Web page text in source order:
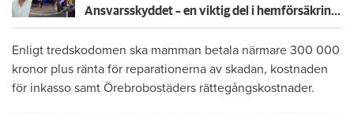
Ansvarsskyddet – en viktig del i hemförsäkringen
Enligt tredskodomen ska mamman betala närmare 300 000
kronor plus ränta för reparationerna av skadan, kostnaden
för inkasso samt Örebrobostäders rättegångskostnader.